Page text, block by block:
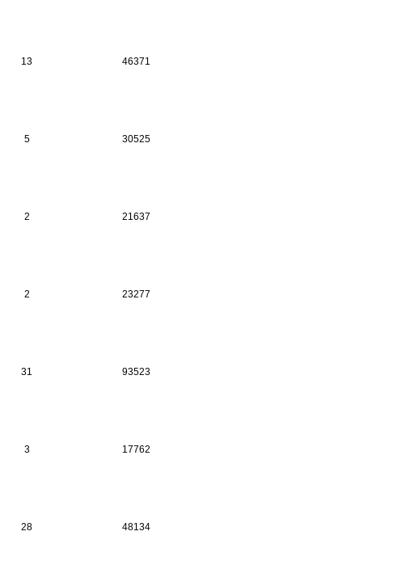
13 46371
5 30525
2 21637
2 23277
31 93523
3 17762
28 48134